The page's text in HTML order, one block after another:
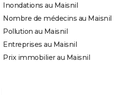
Inondations au Maisnil
Nombre de médecins au Maisnil
Pollution au Maisnil
Entreprises au Maisnil
Prix immobilier au Maisnil